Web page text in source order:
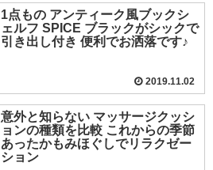
1点もの アンティーク風ブックシ
ェルフ SPICE ブラックがシックで
引き出し付き 便利でお洒落です♪
2019.11.02
意外と知らない マッサージクッシ
ョンの種類を比較 これからの季節
あったかもみほぐしでリラクゼー
ション